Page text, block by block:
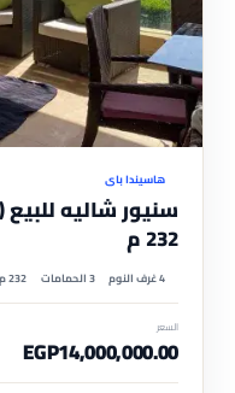
هاسيندا باي
سنيور شاليه
232 م
4 غرف النوم 3 الحمامات 232 م²
السعر
EGP14,000,000.00